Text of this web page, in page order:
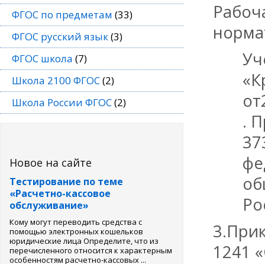
.
1241
ФГОС по предметам (33)
ФГОС русский язык(3)
ФГОС школа (7)
Школа 2100 ФГОС(2)
Школа России ФГОС(2)
Новое на сайте
Тестирование по теме
«Расчетно-кассовое
обслуживание»
Кому могут переводить средства с
помощью электронных кошельков
юридические лица Определите, что из
перечисленного относится к характерным
особенностям расчетно-кассовых ...